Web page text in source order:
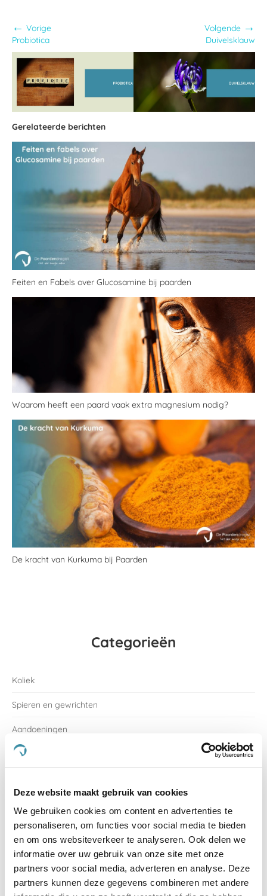
Deze website maakt gebruik van cookies
We gebruiken cookies om content en advertenties te
personaliseren, om functies voor social media te bieden
en om ons websiteverkeer te analyseren. Ook delen we
informatie over uw gebruik van onze site met onze
partners voor social media, adverteren en analyse. Deze
partners kunnen deze gegevens combineren met andere
← Vorige
Probiotica
Volgende →
Duivelsklauw
Gerelateerde berichten
Feiten en Fabels over Glucosamine bij paarden
Waarom heeft een paard vaak extra magnesium nodig?
De kracht van Kurkuma bij Paarden
Categorieën
Koliek
Spieren en gewrichten
Aandoeningen
Benen en hoeven
toon meer
Recente berichten